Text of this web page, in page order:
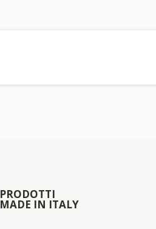
PRODOTTI
MADE IN ITALY